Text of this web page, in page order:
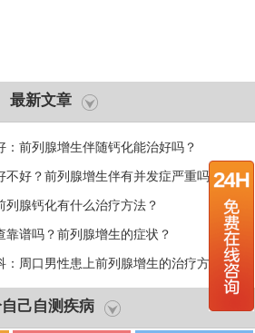
最新文章
：前列腺增生伴随钙化能治好吗？
不好？前列腺增生伴有并发症严重吗？
列腺钙化有什么治疗方法？
靠谱吗？前列腺增生的症状？
：周口男性患上前列腺增生的治疗方式有
己自测疾病